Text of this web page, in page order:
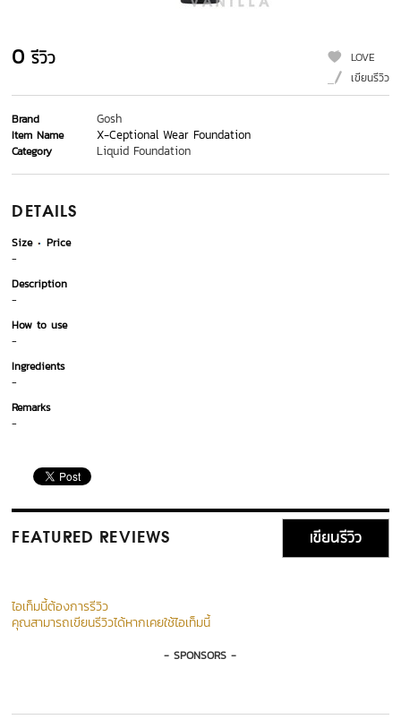
0 รีวิว
LOVE
เขียนรีวิว
Brand Gosh
Item Name X-Ceptional Wear Foundation
Category Liquid Foundation
DETAILS
Size
Price
-
Description
-
How to use
-
Ingredients
-
Remarks
-
FEATURED REVIEWS เขียนรีวิว
ไอเท็มนี้ต้องการรีวิว
คุณสามารถเขียนรีวิวได้หากเคยใช้ไอเท็มนี้
- SPONSORS -